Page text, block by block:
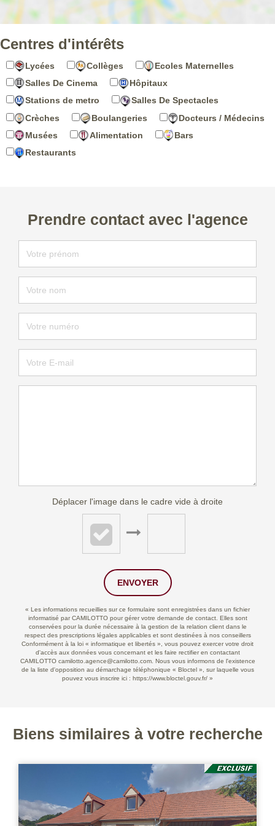
Centres d'intérêts
Lycées Collèges
Ecoles Maternelles
Salles De Cinema
Hôpitaux
Stations de metro
Salles De Spectacles
Crèches
Boulangeries
Docteurs / Médecins
Musées
Alimentation
Bars
Restaurants
Prendre contact avec l'agence
Déplacer l'image dans le cadre vide à droite
ENVOYER
« Les informations recueillies sur ce formulaire sont enregistrées dans un fichier
informatisé par CAMILOTTO pour gérer votre demande de contact. Elles sont
conservées pour la durée nécessaire à la gestion de la relation client dans le
respect des prescriptions légales applicables et sont destinées à nos conseillers
Conformément à la loi « informatique et libertés », vous pouvez exercer votre droit
d'accès aux données vous concernant et les faire rectifier en contactant
CAMILOTTO camilotto.agence@camilotto.com. Nous vous informons de l'existence
de la liste d'opposition au démarchage téléphonique « Bloctel », sur laquelle vous
pouvez vous inscrire ici : https://www.bloctel.gouv.fr/ »
Biens similaires à votre recherche